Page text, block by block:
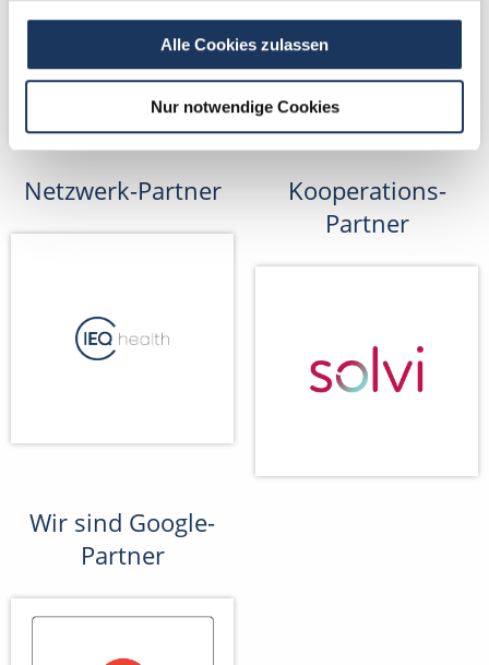
Alle Cookies zulassen
Nur notwendige Cookies
Netzwerk-Partner
Kooperations-
Partner
Wir sind Google-
Partner